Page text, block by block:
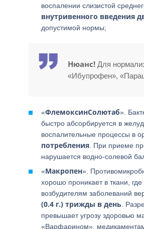
воспалении слизистой
внутривенного введения
допустимой нормы;
Нюанс! Для
«Ибупрофен»,
«ФлемоксинСолютаб».
быстро абсорбируется в
воспалительные процессы в
потребления . При приеме
нарушается водно-солевой
«Макропен».
хорошо проникает в ткани,
возбудителям заболеваний
(0.4 г.) трижды в день .
превышает угрозу здоровью
«Варфарином»,